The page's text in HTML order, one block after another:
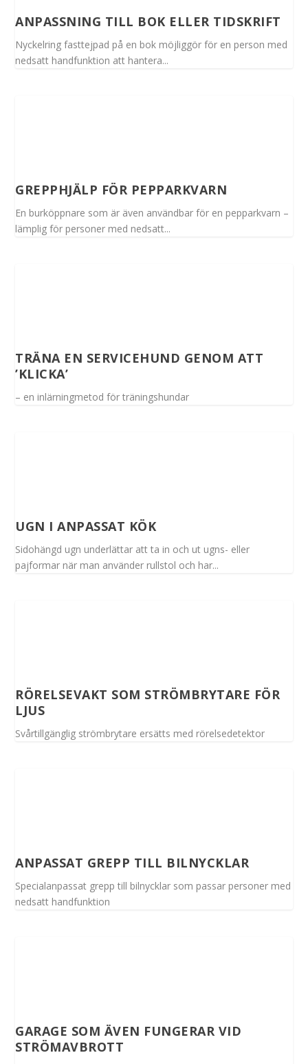
ANPASSNING TILL BOK ELLER TIDSKRIFT
Nyckelring fasttejpad på en bok möjliggör för en person med
nedsatt handfunktion att hantera...
GREPPHJÄLP FÖR PEPPARKVARN
En burköppnare som är även användbar för en pepparkvarn –
lämplig för personer med nedsatt...
TRÄNA EN SERVICEHUND GENOM ATT
’KLICKA’
– en inlärningmetod för träningshundar
UGN I ANPASSAT KÖK
Sidohängd ugn underlättar att ta in och ut ugns- eller
pajformar när man använder rullstol och har...
RÖRELSEVAKT SOM STRÖMBRYTARE FÖR
LJUS
Svårtillgänglig strömbrytare ersätts med rörelsedetektor
ANPASSAT GREPP TILL BILNYCKLAR
Specialanpassat grepp till bilnycklar som passar personer med
nedsatt handfunktion
GARAGE SOM ÄVEN FUNGERAR VID
STRÖMAVBROTT